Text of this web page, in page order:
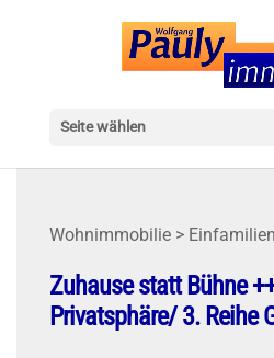
Seite wählen
Wohnimmobilie >
Zuhause statt Bühne
Privatsphäre/ 3. Reihe